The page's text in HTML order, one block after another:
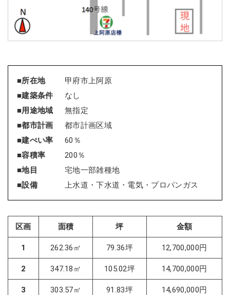
■所在地
甲府市上阿原
■建築条件
なし
■用途地域
無指定
■都市計画
都市計画区域
■建ぺい率
60％
■容積率
200％
■地目
宅地一部雑種地
■設備
上水道・下水道・電気・プロパンガス
区画 面積 坪 金額
1 262.36㎡ 79.36坪 12,700,000円
2 347.18㎡ 105.02坪 14,700,000円
3 303.57㎡ 91.83坪 14,690,000円